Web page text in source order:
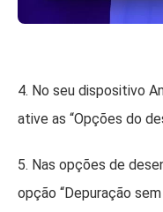
4. No seu dispositivo
ative as “Opções do
5. Nas opções de
opção “Depuração sem